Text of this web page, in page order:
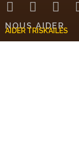
NOUS AIDER
AIDER TRISK’AILES